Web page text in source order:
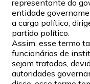
representante do
entidade
a cargo político,
partido político.
Assim, esse termo
funcionários de
sejam tratados,
autoridades